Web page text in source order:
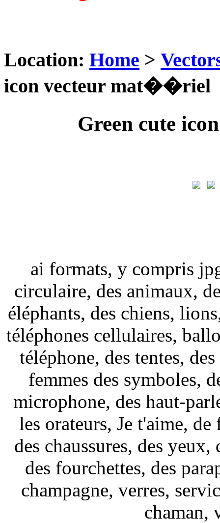
Location: Home >
icon vecteur mat��riel
Green cute
ai formats, y compris
circulaire, des animaux,
éléphants, des chiens,
téléphones cellulaires,
téléphone, des tentes,
femmes des symboles,
microphone, des haut-
les orateurs, Je t'aime,
des chaussures, des
des fourchettes, des
champagne, verres,
chaman,